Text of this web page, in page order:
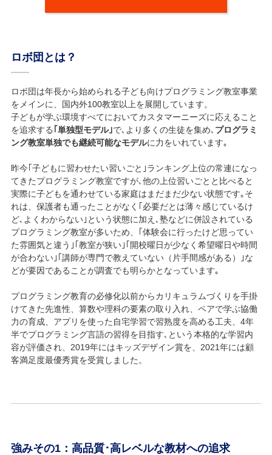
ロボ団とは？
ロボ団は年長から始められる子ども向けプログラミング教室事業
をメインに、国内外100教室以上を展開しています。
子どもが学ぶ環境すべてにおいてカスタマーニーズに応えること
を追求する ｢単独型モデル｣で､より多くの生徒を集め､ プログラミ
ング教室単独でも継続可能なモデルに力をいれています｡
昨今｢子どもに習わせたい習いごと｣ランキング上位の常連になっ
てきたプログラミング教室ですが､他の上位習いごとと比べると
実際に子どもを通わせている家庭はまだまだ少ない状態です｡そ
れは、保護者も通ったことがなく｢必要だとは薄々感じているけ
ど､よくわからない｣という状態に加え､塾などに併設されている
プログラミング教室が多いため、｢体験会に行ったけど思ってい
た雰囲気と違う｣｢教室が狭い｣｢開校曜日が少なく希望曜日や時間
が合わない｣｢講師が専門で教えていない（片手間感がある）｣な
どが要因であることが調査でも明らかとなっています｡
プログラミング教育の必修化以前からカリキュラムづくりを手掛
けてきた先進性、算数や理科の要素の取り入れ、ペアで学ぶ協働
力の育成、アプリを使った自宅学習で習熟度を高める工夫、4年
半でプログラミング言語の習得を目指す､という本格的な学習内
容が評価され、2019年にはキッズデザイン賞を、2021年には顧
客満足度最優秀賞を受賞しました。
強みその1：高品質･高レベルな教材への追求